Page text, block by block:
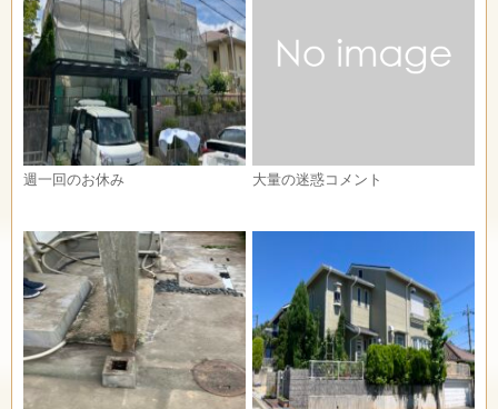
週一回のお休み 大量の迷惑コメント